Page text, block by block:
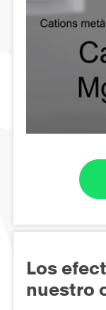
Los
nuestro